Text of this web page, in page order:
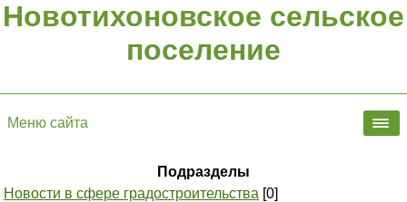
Новотихоновское сельское
поселение
Меню сайта
Подразделы
Новости в сфере градостроительства [0]